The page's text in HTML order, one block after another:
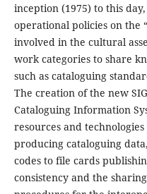
inception (1975) to this
operational policies on the
involved in the cultural
work categories to share
such as cataloguing
The creation of the new
Cataloguing Information
resources and
producing cataloguing
codes to file cards
consistency and the